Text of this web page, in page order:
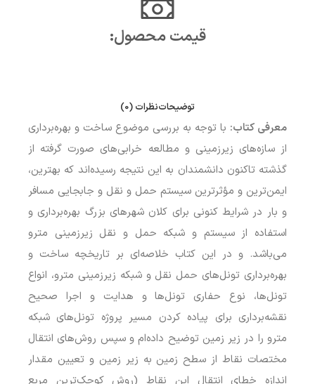
قیمت محصول:​
توضیحاتنظرات (0)
معرفی کتاب: با توجه به بررسی موضوع ساخت و بهره‌برداری
از سازه‌های زیرزمینی و مطالعه خرابی‌های صورت گرفته از
گذشته تاکنون دانشمندان به این نتیجه رسیده‌اند که بهترین،
ایمن‌ترین و مؤثرترین سیستم حمل و نقل و جابجایی مسافر
و بار در شرایط کنونی برای کلان شهرهای بزرگ بهره‌برداری و
استفاده از سیستم و شبکه حمل و نقل زیرزمینی مترو
می‌باشد. و در این کتاب خلاصه‌ای بر تاریخچه ساخت و
بهره‌برداری تونل‌های حمل نقل و شبکه زیرزمینی مترو، انواع
تونل‌ها، نوع حفاری تونل‌ها و هدایت و اجرا صحیح
نقشه‌برداری برای پیاده کردن مسیر پروژه تونل‌های شبکه
مترو را در زیر زمین توضیح داده‌ام و سپس روش‌های انتقال
مختصات نقاط از سطح زمین به زیر زمین و تعیین مقدار